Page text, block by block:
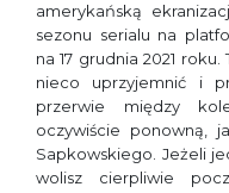
amerykańską
sezonu serialu na
na 17 grudnia 2021
nieco uprzyjemnić i
przerwie między
oczywiście ponowną,
Sapkowskiego. Jeżeli
wolisz cierpliwie